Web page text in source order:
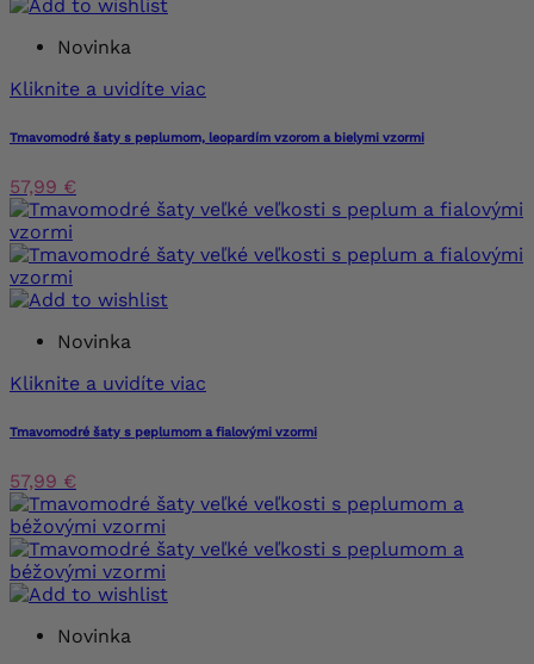
Novinka
Kliknite a uvidíte viac
Tmavomodré šaty s peplumom, leopardím vzorom a bielymi vzormi
57,99 €
Novinka
Kliknite a uvidíte viac
Tmavomodré šaty s peplumom a fialovými vzormi
57,99 €
Novinka